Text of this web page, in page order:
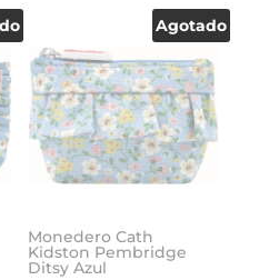
es:
$24.000.
era:
$32.000.
es:
Agotado
Monedero Cath
Kidston Pembridge
Ditsy Azul